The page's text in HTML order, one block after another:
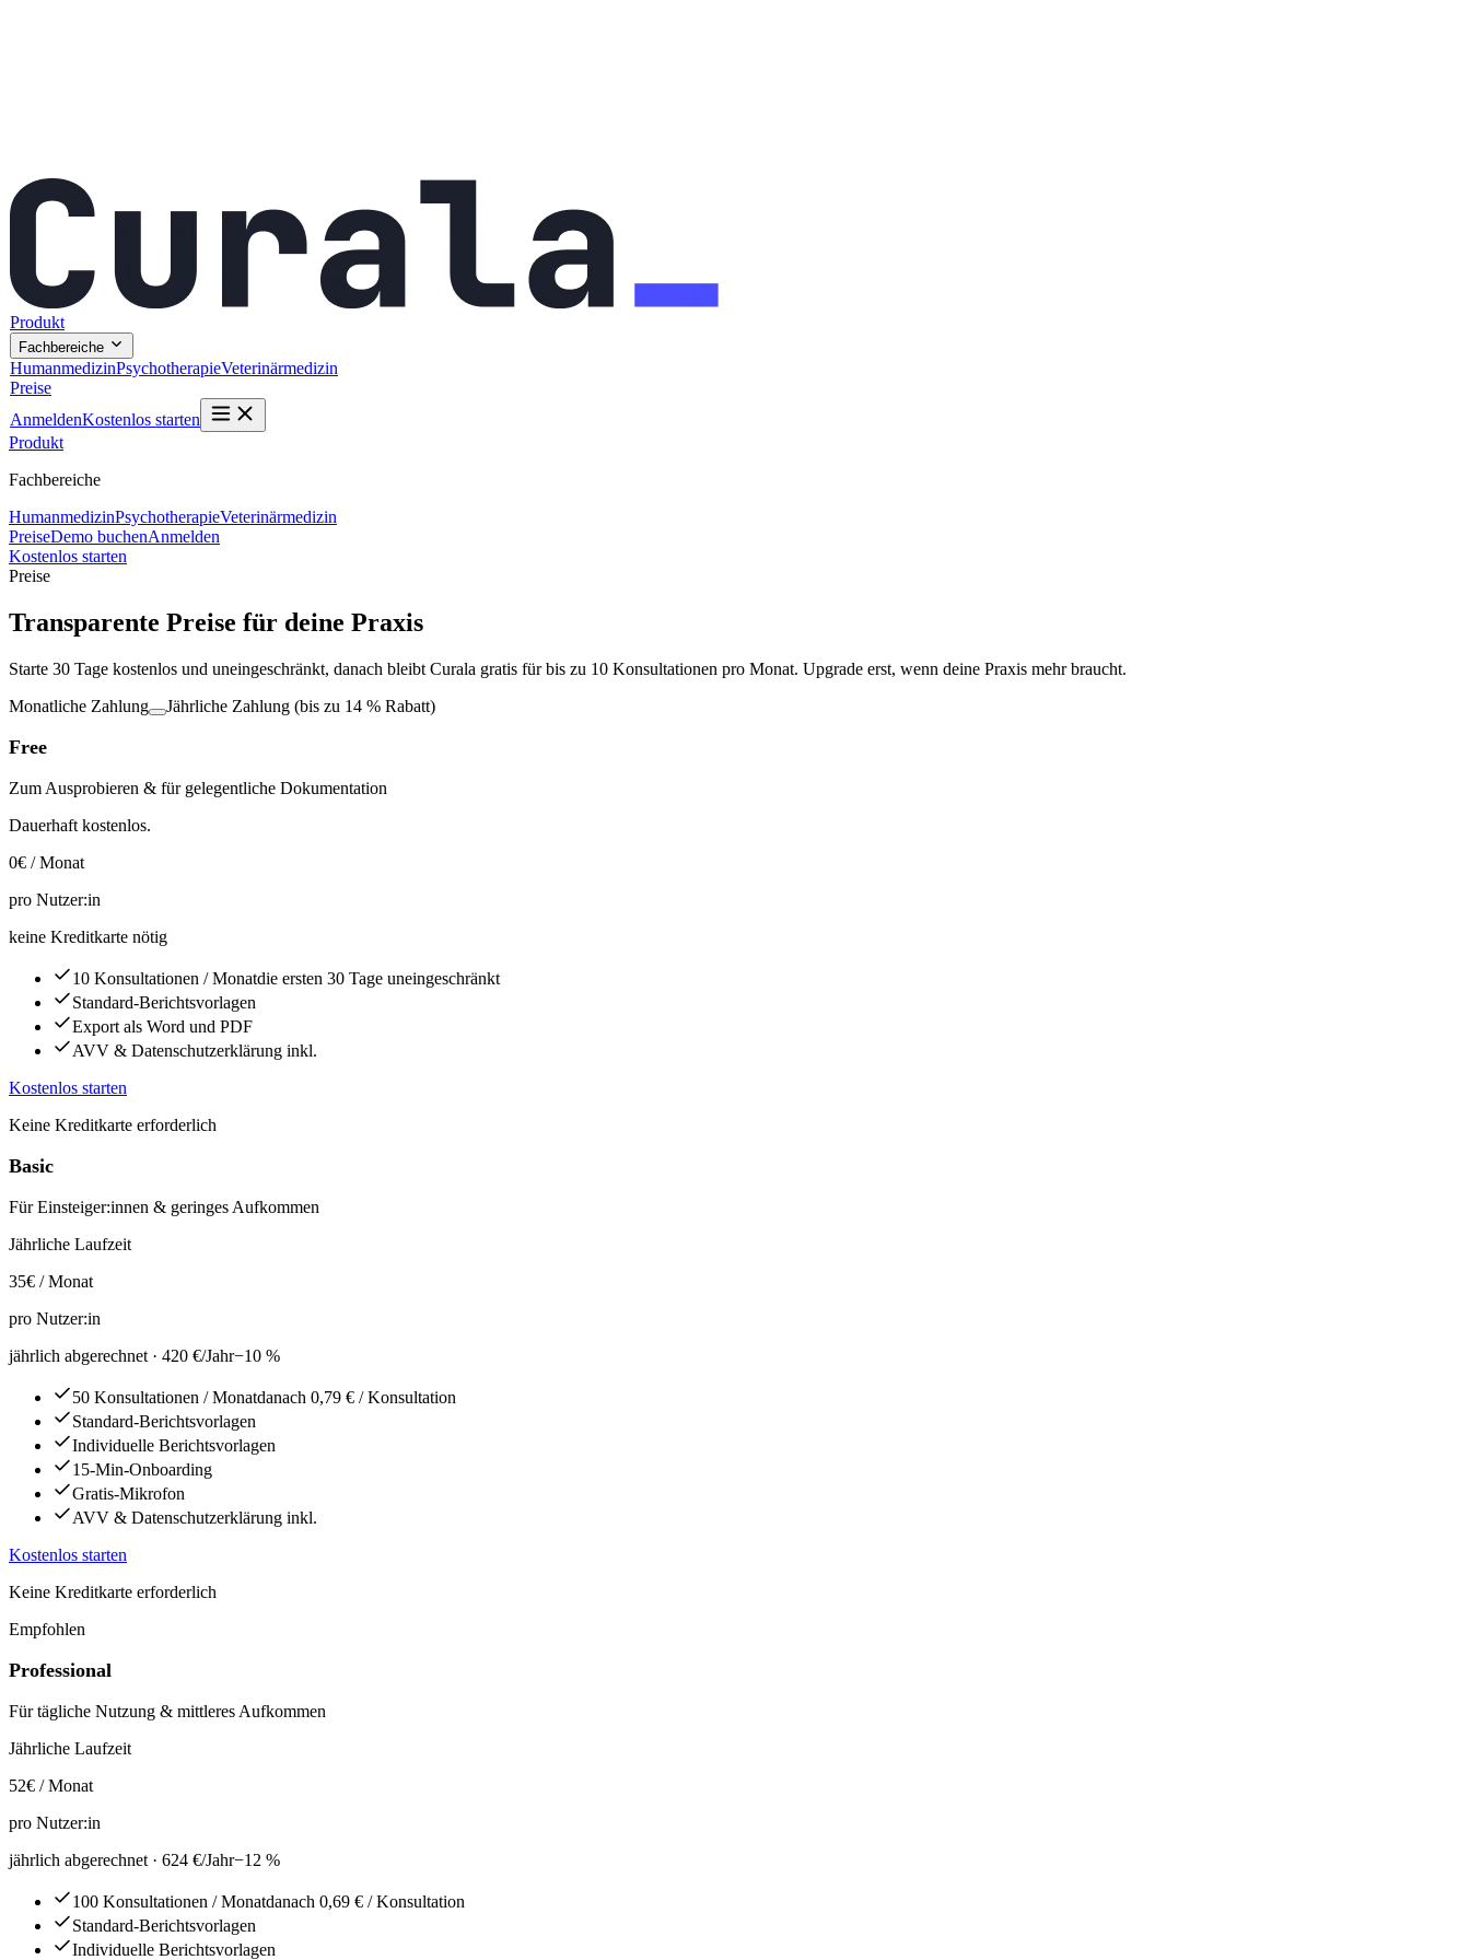
Produkt
Fachbereiche
HumanmedizinPsychotherapieVeterinärmedizin
Preise
AnmeldenKostenlos starten
Produkt
Fachbereiche
HumanmedizinPsychotherapieVeterinärmedizin
PreiseDemo buchenAnmelden
Kostenlos starten
Preise
Transparente Preise für deine Praxis
Starte 30 Tage kostenlos und uneingeschränkt, danach bleibt Curala gratis für bis zu 10 Konsultationen pro Monat. Upgrade erst, wenn deine Praxis mehr braucht.
Monatliche Zahlung
Jährliche Zahlung (bis zu 14 % Rabatt)
Free
Zum Ausprobieren & für gelegentliche Dokumentation
Dauerhaft kostenlos.
0€ / Monat
pro Nutzer:in
keine Kreditkarte nötig
10 Konsultationen / Monatdie ersten 30 Tage uneingeschränkt
Standard-Berichtsvorlagen
Export als Word und PDF
AVV & Datenschutzerklärung inkl.
Kostenlos starten
Keine Kreditkarte erforderlich
Basic
Für Einsteiger:innen & geringes Aufkommen
Jährliche Laufzeit
35€ / Monat
pro Nutzer:in
jährlich abgerechnet · 420 €/Jahr−10 %
50 Konsultationen / Monatdanach 0,79 € / Konsultation
Standard-Berichtsvorlagen
Individuelle Berichtsvorlagen
15-Min-Onboarding
Gratis-Mikrofon
AVV & Datenschutzerklärung inkl.
Kostenlos starten
Keine Kreditkarte erforderlich
Empfohlen
Professional
Für tägliche Nutzung & mittleres Aufkommen
Jährliche Laufzeit
52€ / Monat
pro Nutzer:in
jährlich abgerechnet · 624 €/Jahr−12 %
100 Konsultationen / Monatdanach 0,69 € / Konsultation
Standard-Berichtsvorlagen
Individuelle Berichtsvorlagen